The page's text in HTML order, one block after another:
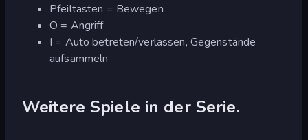
Pfeiltasten = Bewegen
O = Angriff
I = Auto betreten/verlassen, Gegenstände
aufsammeln
Weitere Spiele in der Serie.